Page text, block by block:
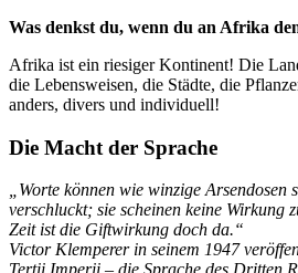
Was denkst du, wenn du an Afrika
Afrika ist ein riesiger Kontinent! Die
die Lebensweisen, die Städte, die
anders, divers und individuell!
Die Macht der Sprache
„Worte können wie winzige Arsendosen
verschluckt; sie scheinen keine Wirkung
Zeit ist die Giftwirkung doch da.“
Victor Klemperer in seinem 1947